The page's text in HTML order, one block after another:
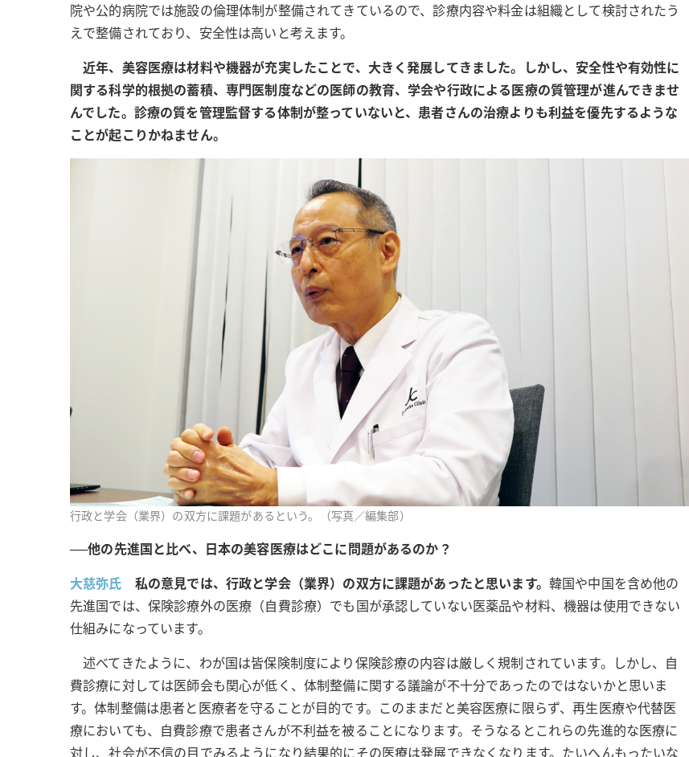
院や公的病院では施設の倫理体制が整備されてきているので、診療内容や料金は組織として検討されたう
えで整備されており、安全性は高いと考えます。
近年、美容医療は材料や機器が充実したことで、大きく発展してきました。しかし、安全性や有効性に
関する科学的根拠の蓄積、専門医制度などの医師の教育、学会や行政による医療の質管理が進んできませ
んでした。診療の質を管理監督する体制が整っていないと、患者さんの治療よりも利益を優先するような
ことが起こりかねません。
行政と学会（業界）の双方に課題があるという。（写真／編集部）
──他の先進国と比べ、日本の美容医療はどこに問題があるのか？
大慈弥氏 私の意見では、行政と学会（業界）の双方に課題があったと思います。 韓国や中国を含め他の
先進国では、保険診療外の医療（自費診療）でも国が承認していない医薬品や材料、機器は使用できない
仕組みになっています。
述べてきたように、わが国は皆保険制度により保険診療の内容は厳しく規制されています。しかし、自
費診療に対しては医師会も関心が低く、体制整備に関する議論が不十分であったのではないかと思いま
す。体制整備は患者と医療者を守ることが目的です。このままだと美容医療に限らず、再生医療や代替医
療においても、自費診療で患者さんが不利益を被ることになります。そうなるとこれらの先進的な医療に
対し、社会が不信の目でみるようになり結果的にその医療は発展できなくなります。たいへんもったいな